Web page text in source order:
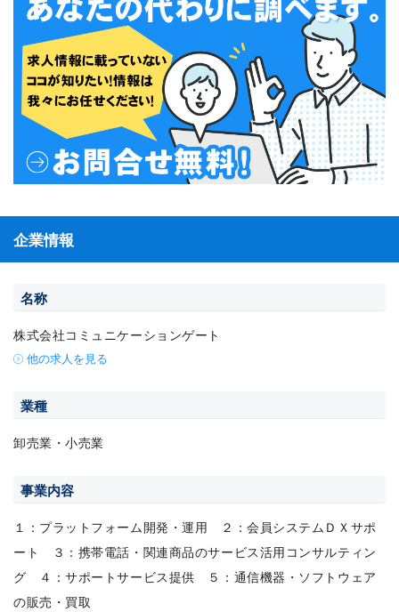
企業情報
名称
株式会社コミュニケーションゲート
他の求人を見る
業種
卸売業・小売業
事業内容
１：プラットフォーム開発・運用 ２：会員システムＤＸサポ
ート ３：携帯電話・関連商品のサービス活用コンサルティン
グ ４：サポートサービス提供 ５：通信機器・ソフトウェア
の販売・買取